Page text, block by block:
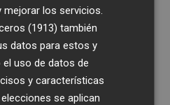
mejorar los servicios.
(1913) también
datos para estos y
uso de datos de
y características
se aplican